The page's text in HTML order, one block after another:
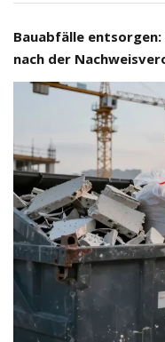
Bauabfälle
nach der